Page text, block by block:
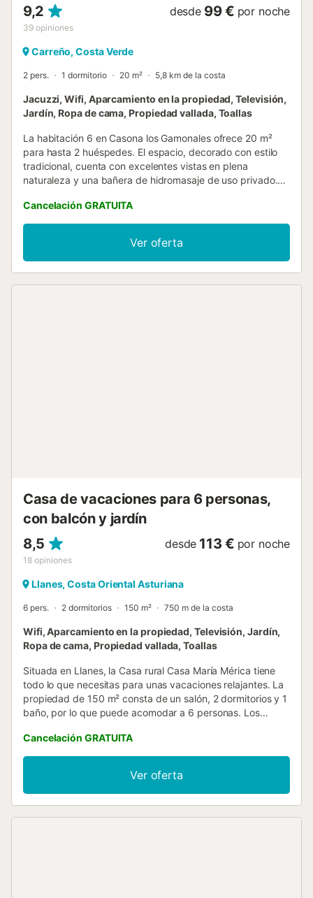
9,2
39 opiniones
desde 99 € por noche
Carreño, Costa Verde
2 pers. 1 dormitorio 20 m² 5,8 km de la costa
Jacuzzi, Wifi, Aparcamiento en la propiedad, Televisión,
Jardín, Ropa de cama, Propiedad vallada, Toallas
La habitación 6 en Casona los Gamonales ofrece 20 m²
para hasta 2 huéspedes. El espacio, decorado con estilo
tradicional, cuenta con excelentes vistas en plena
naturaleza y una bañera de hidromasaje de uso privado.
Además, es posible solicitar una cuna si se pide con
antelación. Este alojamiento brinda una estancia muy
cómoda con todo lo esencial para que disfrutéis al
máximo. En Casona Los Gamonales, en Carreño, podéis
relajaros al aire libre y disfrutar de nuestros jardines en un
Cancelación GRATUITA
Ver oferta
Casa de vacaciones para 6 personas,
con balcón y jardín
8,5
18 opiniones
desde 113 € por noche
Llanes, Costa Oriental Asturiana
6 pers. 2 dormitorios 150 m² 750 m de la costa
Wifi, Aparcamiento en la propiedad, Televisión, Jardín,
Ropa de cama, Propiedad vallada, Toallas
Situada en Llanes, la Casa rural Casa María Mérica tiene
todo lo que necesitas para unas vacaciones relajantes. La
propiedad de 150 m² consta de un salón, 2 dormitorios y 1
baño, por lo que puede acomodar a 6 personas. Los
Escápese a la casa rural y relájese en el tranquilo entorno
de su jardín privado, perfecto para mañanas tranquilas.
Hay una plaza de aparcamiento disponible en el recinto.
No se permiten mascotas, fumar ni celebrar eventos.
Toallas, no se puede proporcionar. Este inmueble no
Cancelación GRATUITA
Ver oferta